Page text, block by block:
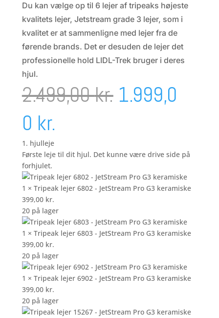
Du kan vælge op til 6 lejer af tripeaks højeste
kvalitets lejer, Jetstream grade 3 lejer, som i
kvalitet er at sammenligne med lejer fra de
førende brands. Det er desuden de lejer det
professionelle hold LIDL-Trek bruger i deres
hjul.
2.499,00kr. Den
pris
var:
1.999,0
0 kr.
aktuelle
pris
er:
1.999,00 kr..
1. hjulleje
Første leje til dit hjul. Det kunne være drive side på
forhjulet.
1 × Tripeak lejer 6802 - JetStream Pro G3 keramiske
399,00 kr.
20 på lager
1 × Tripeak lejer 6803 - JetStream Pro G3 keramiske
399,00 kr.
20 på lager
1 × Tripeak lejer 6902 - JetStream Pro G3 keramiske
399,00 kr.
20 på lager